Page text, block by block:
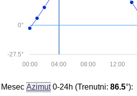
-27.5°
0°
12:00
08:00
04:00
00:00
Mesec Azimut0-24h (Trenutni: 86.5°):